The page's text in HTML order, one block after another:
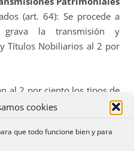
cookies
que todo funcione bien y para
(art. 64): Se procede a
la transmisión y
Títulos Nobiliarios al 2 por
al 2 por ciento los tipos de
estatal, excepto las
2004.